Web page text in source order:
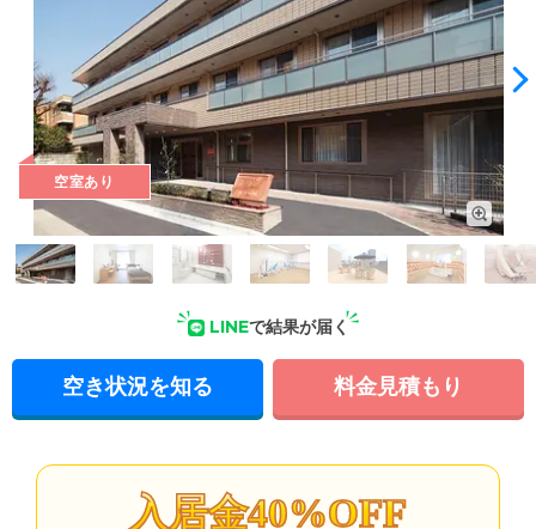
外観: 鉄骨造地上3階建て。山手線「目白」駅より徒歩8分・
「池袋」駅より徒歩9分と、2駅から好アクセスな立地です。
空室あり
LINEで結果が届く
空き状況を知る 料金見積もり
入居金40%OFF